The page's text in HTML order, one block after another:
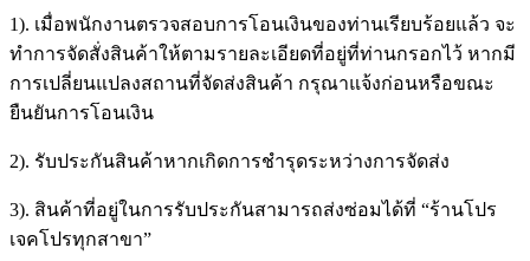
1). เมื่อพนักงานตรวจสอบการโอนเงินของท่านเรียบร้อยแล้ว จะ
ทำการจัดสั่งสินค้าให้ตามรายละเอียดที่อยู่ที่ท่านกรอกไว้ หากมี
การเปลี่ยนแปลงสถานที่จัดส่งสินค้า กรุณาแจ้งก่อนหรือขณะ
ยืนยันการโอนเงิน
2). รับประกันสินค้าหากเกิดการชำรุดระหว่างการจัดส่ง
3). สินค้าที่อยู่ในการรับประกันสามารถส่งซ่อมได้ที่ “ร้านโปร
เจคโปรทุกสาขา”